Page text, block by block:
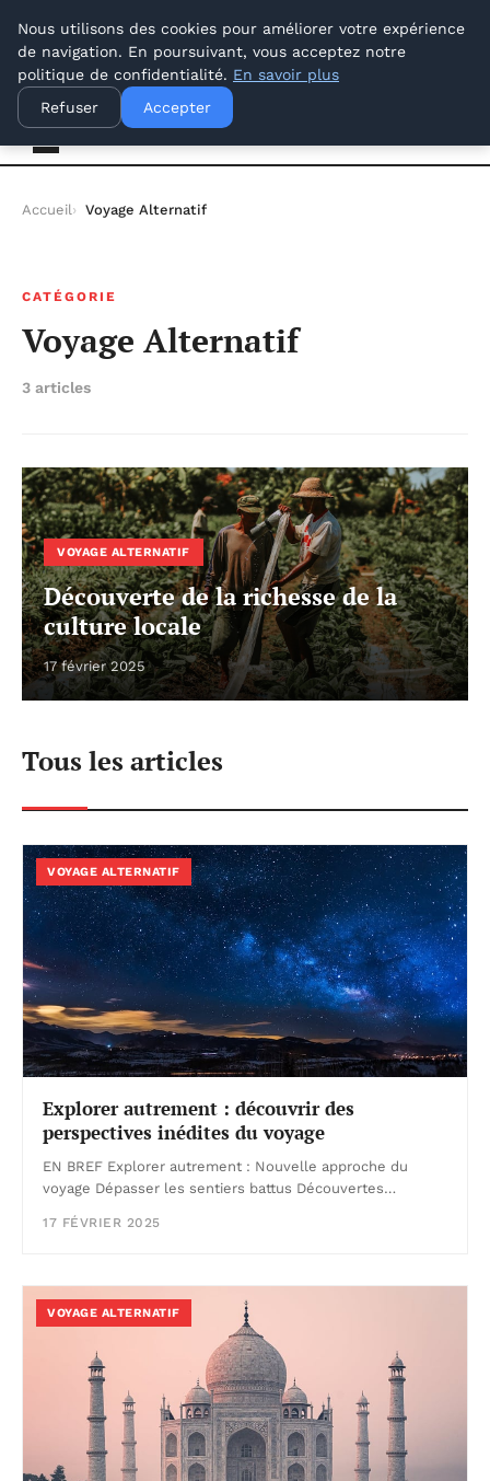
jeudi 6 août 2026
Offways.fr
Accueil Voyage Alternatif
CATÉGORIE
Voyage Alternatif
3 articles
VOYAGE ALTERNATIF
Découverte de la richesse de la
culture locale
17 février 2025
Tous les articles
VOYAGE ALTERNATIF
Explorer autrement : découvrir des
perspectives inédites du voyage
EN BREF Explorer autrement : Nouvelle approche du
voyage Dépasser les sentiers battus Découvertes…
17 FÉVRIER 2025
VOYAGE ALTERNATIF
Nous utilisons des cookies pour améliorer votre expérience
de navigation. En poursuivant, vous acceptez notre
politique de confidentialité. En savoir plus
Refuser
Accepter